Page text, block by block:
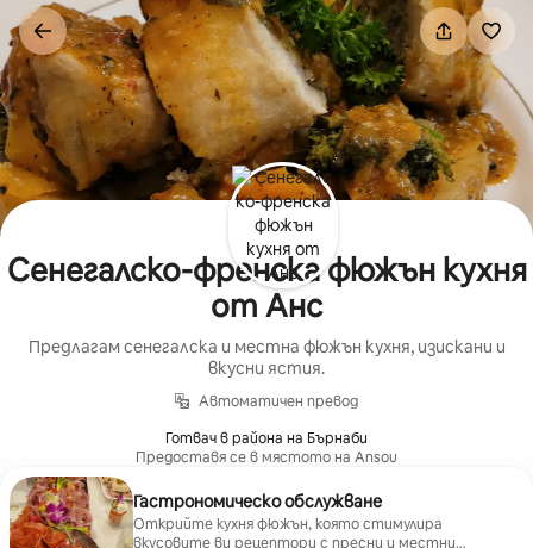
Пропускане
към
съдържанието
Сенегалско-френска фюжън кухня
от Анс
Предлагам сенегалска и местна фюжън кухня, изискани и
вкусни ястия.
Автоматичен превод
Готвач в района на Бърнаби
Предоставя се в мястото на Ansou
Гастрономическо обслужване
Открийте кухня фюжън, която стимулира
вкусовите ви рецептори с пресни и местни